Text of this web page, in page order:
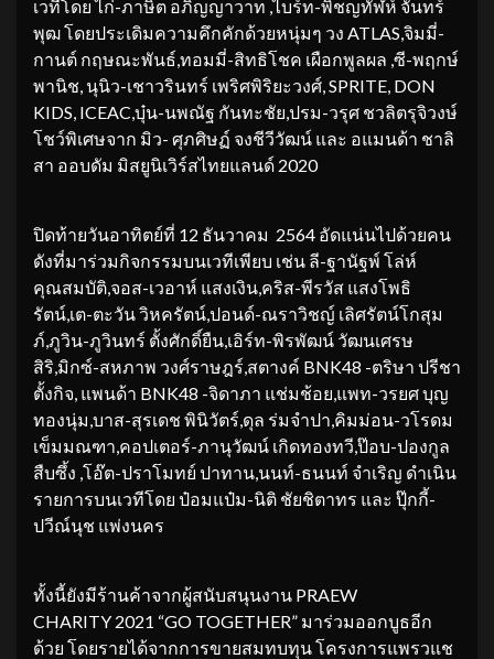
เวทีโดย ไก่-ภาษิต อภิญญาวาท ,ไบร์ท-พิชญทัฬห์ จันทร์
พุฒ โดยประเดิมความคึกคักด้วยหนุ่มๆ วง ATLAS,จิมมี่-
กานต์ กฤษณะพันธ์,ทอมมี่-สิทธิโชค เผือกพูลผล ,ซี-พฤกษ์
พานิช, นุนิว-เชาวรินทร์ เพริศพิริยะวงศ์, SPRITE, DON
KIDS, ICEAC,บุ๋น-นพณัฐ กันทะชัย,ปรม-วรุศ ชวลิตรุจิวงษ์
โชว์พิเศษจาก มิว- ศุภศิษฏ์ จงชีวีวัฒน์ และ อแมนด้า ชาลิ
สา ออบดัม มิสยูนิเวิร์สไทยแลนด์ 2020
ปิดท้ายวันอาทิตย์ที่ 12 ธันวาคม 2564 อัดแน่นไปด้วยคน
ดังที่มาร่วมกิจกรรมบนเวทีเพียบ เช่น ลี-ฐานัฐพ์ โล่ห์
คุณสมบัติ,จอส-เวอาห์ แสงเงิน,คริส-พีรวัส แสงโพธิ
รัตน์,เต-ตะวัน วิหครัตน์,ปอนด์-ณราวิชญ์ เลิศรัตน์โกสุม
ภ์,ภูวิน-ภูวินทร์ ตั้งศักดิ์ยืน,เอิร์ท-พิรพัฒน์ วัฒนเศรษ
สิริ,มิกซ์-สหภาพ วงศ์ราษฎร์,สตางค์ BNK48 -ตริษา ปรีชา
ตั้งกิจ, แพนด้า BNK48 -จิดาภา แช่มช้อย,แพท-วรยศ บุญ
ทองนุ่ม,บาส-สุรเดช พินิวัตร์,ดุล ร่มจำปา,คิมม่อน-วโรดม
เข็มมณฑา,คอปเตอร์-ภานุวัฒน์ เกิดทองทวี,ป๊อบ-ปองกูล
สืบซึ้ง ,โอ๊ต-ปราโมทย์ ปาทาน,นนท์-ธนนท์ จำเริญ ดำเนิน
รายการบนเวทีโดย ป๋อมแป๋ม-นิติ ชัยชิตาทร และ ปุ๊กกี้-
ปวีณ์นุช แพ่งนคร
ทั้งนี้ยังมีร้านค้าจากผู้สนับสนุนงาน PRAEW
CHARITY 2021 “GO TOGETHER” มาร่วมออกบูธอีก
ด้วย โดยรายได้จากการขายสมทบทุน โครงการแพรวแช